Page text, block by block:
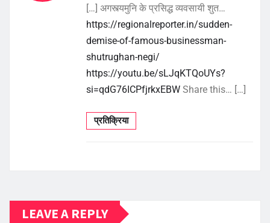
[…] अगस्त्यमुनि के प्रसिद्ध व्यवसायी शुत…
https://regionalreporter.in/sudden-
demise-of-famous-businessman-
shutrughan-negi/
https://youtu.be/sLJqKTQoUYs?
si=qdG76ICPfjrkxEBW Share this… […]
प्रतिक्रिया
LEAVE A REPLY